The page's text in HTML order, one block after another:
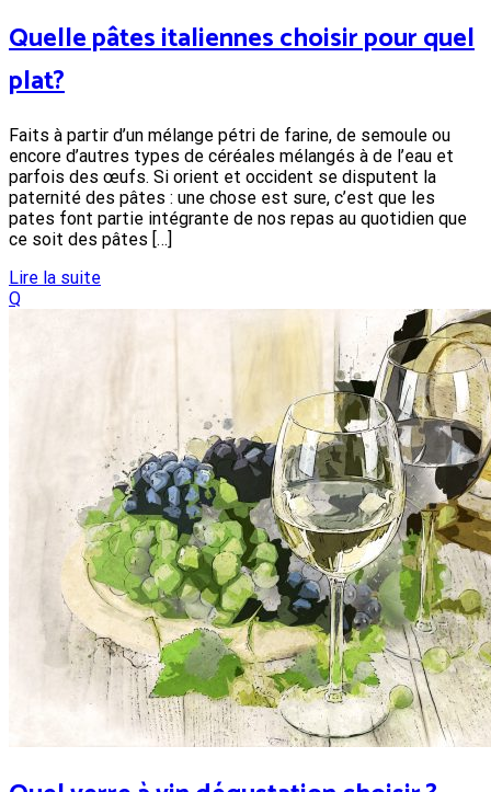
Quelle pâtes italiennes choisir pour quel
plat?
Faits à partir d’un mélange pétri de farine, de semoule ou
encore d’autres types de céréales mélangés à de l’eau et
parfois des œufs. Si orient et occident se disputent la
paternité des pâtes : une chose est sure, c’est que les
pates font partie intégrante de nos repas au quotidien que
ce soit des pâtes […]
Lire la suite
Q